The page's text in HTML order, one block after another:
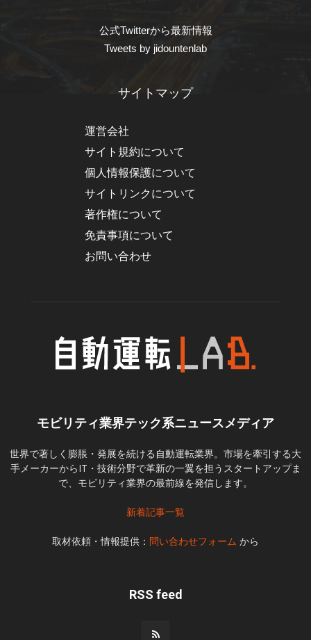
公式Twitterから最新情報
Tweets by jidountenlab
サイトマップ
運営会社
サイト規約について
個人情報保護について
サイトリンクについて
著作権について
免責事項について
お問い合わせ
モビリティ業界テック系ニュースメディア
世界で著しく膨脹・発展を続ける自動運転業界。市場を牽引する大
手メーカーからIT・技術分野で革新の一翼を担うスタートアップま
で、モビリティ業界の最前線を発信します。
新着記事一覧
取材依頼・情報提供： 問い合わせフォーム から
RSS feed